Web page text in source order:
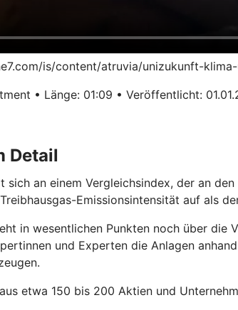
is/content/atruvia/unizukunft-
• Länge: 01:09 • Veröffentlicht:
Detail
sich an einem Vergleichsindex, der an
Emissionsintensität auf als
in wesentlichen Punkten noch über die
und Experten die Anlagen
etwa 150 bis 200 Aktien und